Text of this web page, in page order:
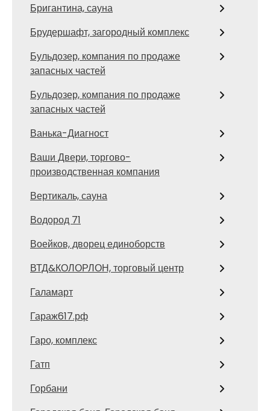
Бригантина, сауна
Брудершафт, загородный комплекс
Бульдозер, компания по продаже
запасных частей
Бульдозер, компания по продаже
запасных частей
Ванька-Диагност
Ваши Двери, торгово-
производственная компания
Вертикаль, сауна
Водород 71
Воейков, дворец единоборств
ВТД&КОЛОРЛОН, торговый центр
Галамарт
Гараж617.рф
Гаро, комплекс
Гатп
Горбани